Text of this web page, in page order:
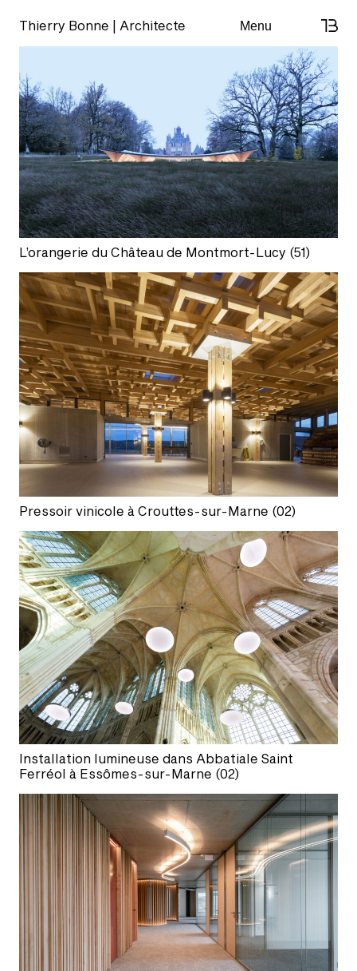
content
Thierry Bonne | Architecte Menu
L’orangerie du Château de Montmort-Lucy (51)
Pressoir vinicole à Crouttes-sur-Marne (02)
Installation lumineuse dans Abbatiale Saint
Ferréol à Essômes-sur-Marne (02)